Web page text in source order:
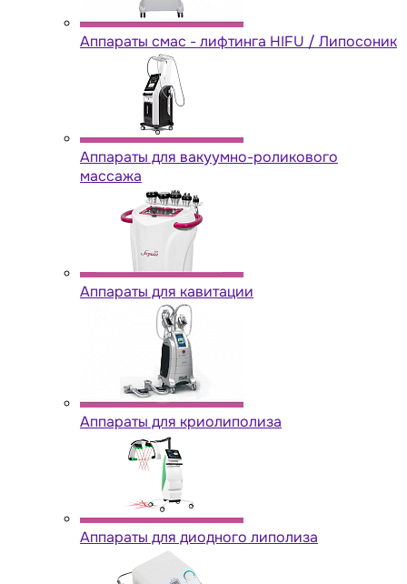
Аппараты cмас - лифтинга HIFU / Липосоник
Аппараты для вакуумно-роликового
массажа
Аппараты для кавитации
Аппараты для криолиполиза
Аппараты для диодного липолиза